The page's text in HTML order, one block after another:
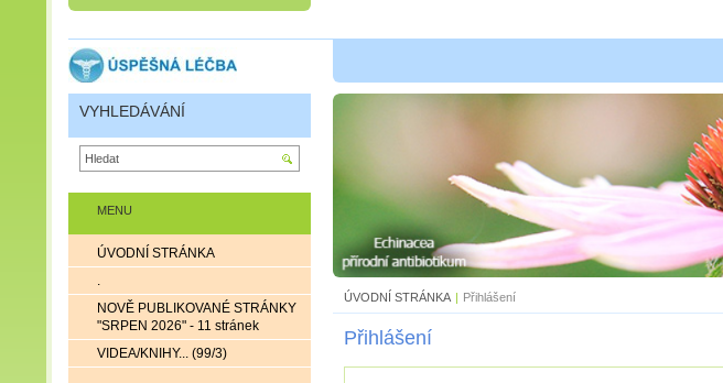
ÚVODNÍ STRÁNKA | Přihlášení
Přihlášení
MENU
ÚVODNÍ STRÁNKA
.
NOVĚ PUBLIKOVANÉ STRÁNKY
"SRPEN 2026" - 11 stránek
VIDEA/KNIHY... (99/3)
VYHLEDÁVÁNÍ